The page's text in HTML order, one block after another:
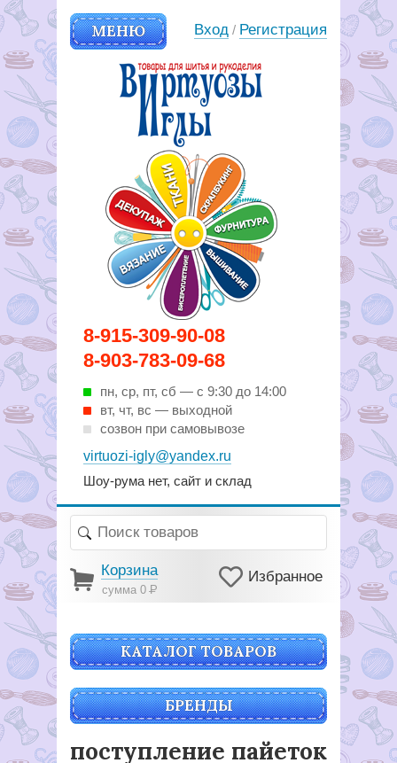
8-915-309-90-08
8-903-783-09-68
пн, ср, пт, cб — с 9:30 до 14:00
вт, чт, вс — выходной
созвон при самовывозе
virtuozi-igly@yandex.ru
Шоу-рума нет, сайт и склад
МЕНЮ
Вирутозы иглы. Товары для
шитья и рукоделья
Вход / Регистрация
Корзина
сумма 0Р
Избранное
КАТАЛОГ ТОВАРОВ
БРЕНДЫ
поступление пайеток